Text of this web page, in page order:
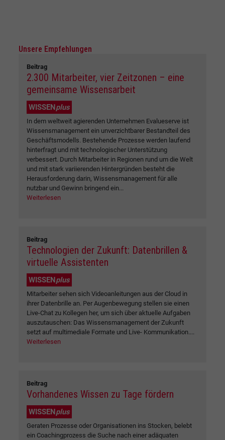
Unsere Empfehlungen
Beitrag
2.300 Mitarbeiter, vier Zeitzonen – eine
gemeinsame Wissensarbeit
WISSENplus
In dem weltweit agierenden Unternehmen Evalueserve ist
Wissensmanagement ein unverzichtbarer Bestandteil des
Geschäftsmodells. Bestehende Prozesse werden laufend
hinterfragt und mit technologischer Unterstützung
verbessert. Durch Mitarbeiter in Regionen rund um die Welt
und mit stark variierenden Hintergründen besteht die
Herausforderung darin, Wissensmanagement für alle
nutzbar und Gewinn bringend ein...
Weiterlesen
Beitrag
Technologien der Zukunft: Datenbrillen &
virtuelle Assistenten
WISSENplus
Mitarbeiter sehen sich Videoanleitungen aus der Cloud in
ihrer Datenbrille an. Per Augenbewegung stellen sie einen
Live-Chat zu Kollegen her, um sich über aktuelle Aufgaben
auszutauschen: Das Wissensmanagement der Zukunft
setzt auf multimediale Formate und Live- Kommunikation....
Weiterlesen
Beitrag
Vorhandenes Wissen zu Tage fördern
WISSENplus
Geraten Prozesse oder Organisationen ins Stocken, belebt
ein Coachingprozess die Suche nach einer adäquaten